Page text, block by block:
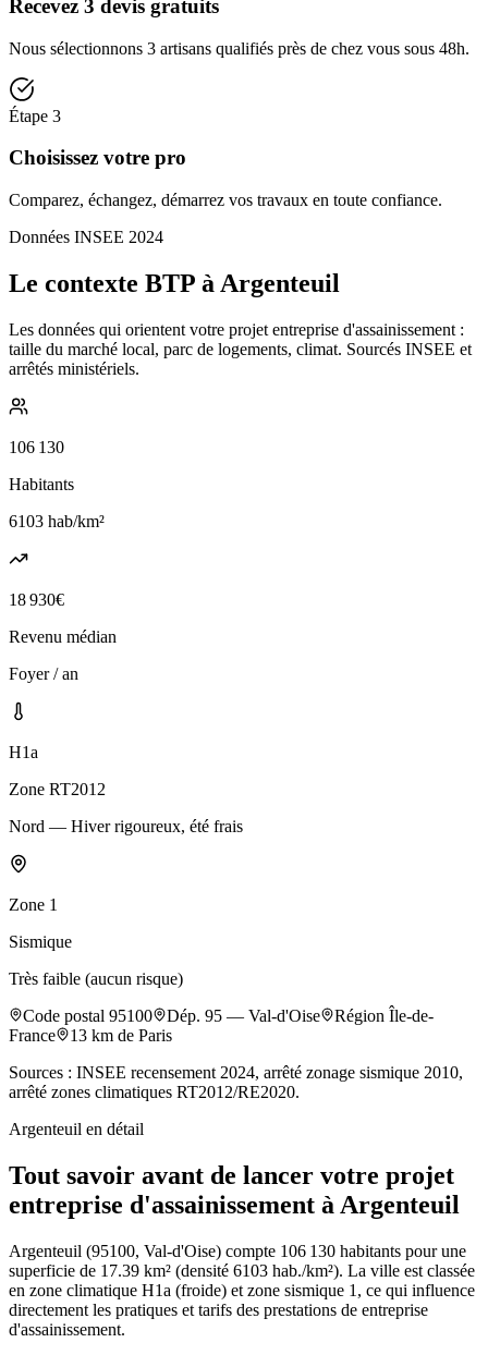
Recevez 3 devis gratuits
Nous sélectionnons 3 artisans qualifiés près de chez vous sous 48h.
Étape 3
Choisissez votre pro
Comparez, échangez, démarrez vos travaux en toute confiance.
Données INSEE 2024
Le contexte BTP à Argenteuil
Les données qui orientent votre projet entreprise d'assainissement :
taille du marché local, parc de logements, climat. Sourcés INSEE et
arrêtés ministériels.
106 130
Habitants
6103 hab/km²
18 930€
Revenu médian
Foyer / an
H1a
Zone RT2012
Nord — Hiver rigoureux, été frais
Zone 1
Sismique
Très faible (aucun risque)
Code postal 95100 Dép. 95 — Val-d'Oise Région Île-de-
France
13 km de Paris
Sources : INSEE recensement 2024, arrêté zonage sismique 2010,
arrêté zones climatiques RT2012/RE2020.
Argenteuil en détail
Tout savoir avant de lancer votre projet
entreprise d'assainissement à Argenteuil
Argenteuil (95100, Val-d'Oise) compte 106 130 habitants pour une
superficie de 17.39 km² (densité 6103 hab./km²). La ville est classée
en zone climatique H1a (froide) et zone sismique 1, ce qui influence
directement les pratiques et tarifs des prestations de entreprise
d'assainissement.